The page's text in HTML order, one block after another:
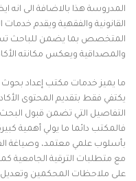
المدروسة هذا بالاضافة الى انه
القانونية والفقهية ويقدم خدمات
المتخصص بما يضمن للباحث
والمصداقية ويعكس مكانته
ما يميز خدمات مكتب إعداد بحوث
يكتفي فقط بتقديم المحتوى
التفاصيل التي تضمن قبول البحث
فالمكتب دائما ما يولي أهمية
بأسلوب علمي معتمد، وصياغة
مع متطلبات الترقية الجامعية كما
على ملاحظات المحكمين وتعديل